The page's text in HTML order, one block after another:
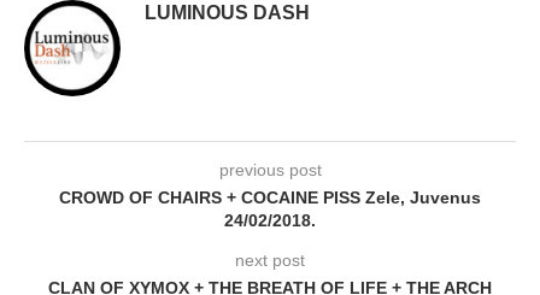
LUMINOUS DASH
previous post
CROWD OF CHAIRS + COCAINE PISS Zele, Juvenus
24/02/2018.
next post
CLAN OF XYMOX + THE BREATH OF LIFE + THE ARCH